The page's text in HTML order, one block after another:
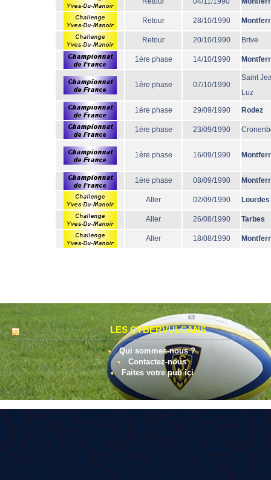
Retour 28/10/1990
Retour 20/10/1990 Brive
1ère phase 14/10/1990
1ère phase 07/10/1990
Saint
Luz
1ère phase 29/09/1990 Rodez
1ère phase 23/09/1990
1ère phase 16/09/1990
1ère phase 08/09/1990
Aller 02/09/1990 Lourdes
Aller 26/08/1990 Tarbes
Aller 18/08/1990
LES CYBERVULCANS
Qui sommes-nous ?
Contactez-nous
Faites votre pub ici